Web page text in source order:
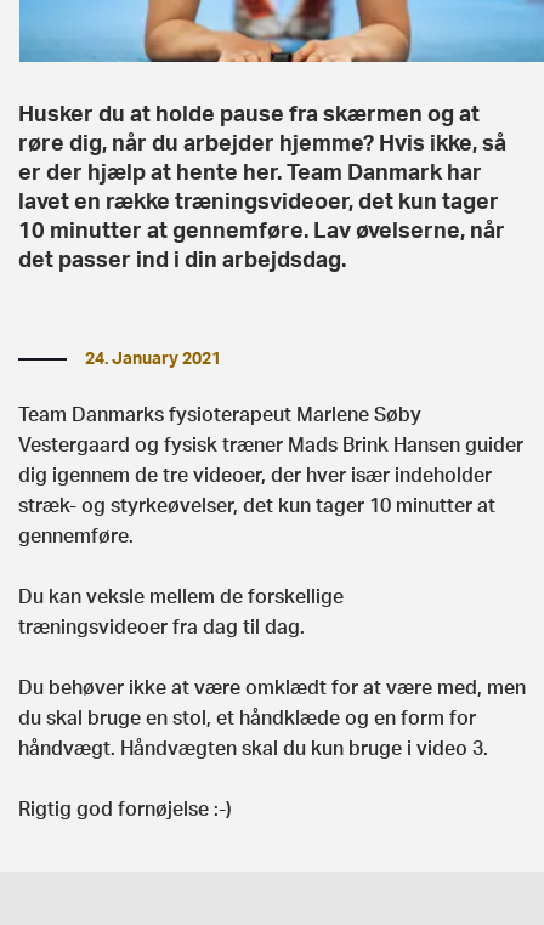
Husker du at holde pause fra skærmen og at
røre dig, når du arbejder hjemme? Hvis ikke, så
er der hjælp at hente her. Team Danmark har
lavet en række træningsvideoer, det kun tager
10 minutter at gennemføre. Lav øvelserne, når
det passer ind i din arbejdsdag.
24. January 2021
Team Danmarks fysioterapeut Marlene Søby
Vestergaard og fysisk træner Mads Brink Hansen guider
dig igennem de tre videoer, der hver især indeholder
stræk- og styrkeøvelser, det kun tager 10 minutter at
gennemføre.
Du kan veksle mellem de forskellige
træningsvideoer fra dag til dag.
Du behøver ikke at være omklædt for at være med, men
du skal bruge en stol, et håndklæde og en form for
håndvægt. Håndvægten skal du kun bruge i video 3.
Rigtig god fornøjelse :-)